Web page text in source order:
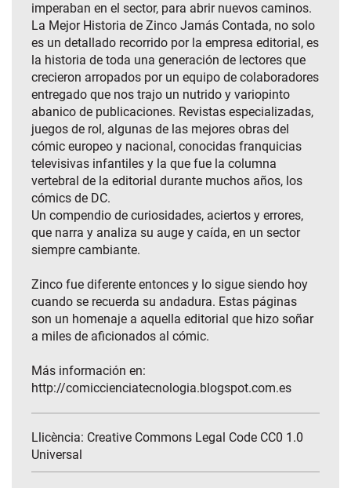
imperaban en el sector, para abrir nuevos caminos.
La Mejor Historia de Zinco Jamás Contada, no solo
es un detallado recorrido por la empresa editorial, es
la historia de toda una generación de lectores que
crecieron arropados por un equipo de colaboradores
entregado que nos trajo un nutrido y variopinto
abanico de publicaciones. Revistas especializadas,
juegos de rol, algunas de las mejores obras del
cómic europeo y nacional, conocidas franquicias
televisivas infantiles y la que fue la columna
vertebral de la editorial durante muchos años, los
cómics de DC.
Un compendio de curiosidades, aciertos y errores,
que narra y analiza su auge y caída, en un sector
siempre cambiante.
Zinco fue diferente entonces y lo sigue siendo hoy
cuando se recuerda su andadura. Estas páginas
son un homenaje a aquella editorial que hizo soñar
a miles de aficionados al cómic.
Más información en:
http://comiccienciatecnologia.blogspot.com.es
Llicència: Creative Commons Legal Code CC0 1.0
Universal